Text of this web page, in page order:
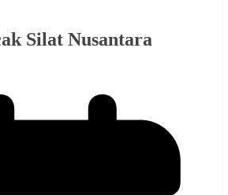
Silat Nusantara